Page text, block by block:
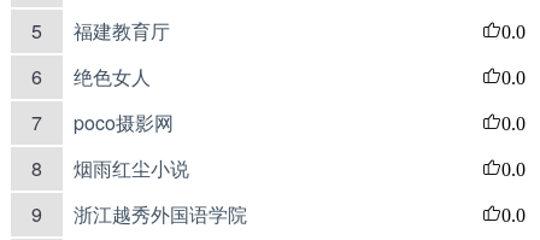
5 福建教育厅 0.0
6 绝色女人 0.0
7 poco摄影网 0.0
8 烟雨红尘小说 0.0
9 浙江越秀外国语学院 0.0